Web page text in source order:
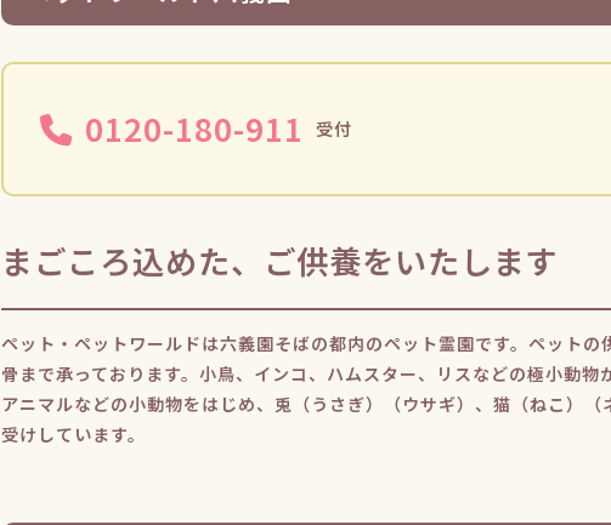
0120-180-911 受付
まごころ込めた、ご供養をいたします
ペット・ペットワールドは六義園そばの都内のペット霊園です。ペット
骨まで承っております。小鳥、インコ、ハムスター、リスなどの極小動
アニマルなどの小動物をはじめ、兎（うさぎ）（ウサギ）、猫（ねこ）
受けしています。